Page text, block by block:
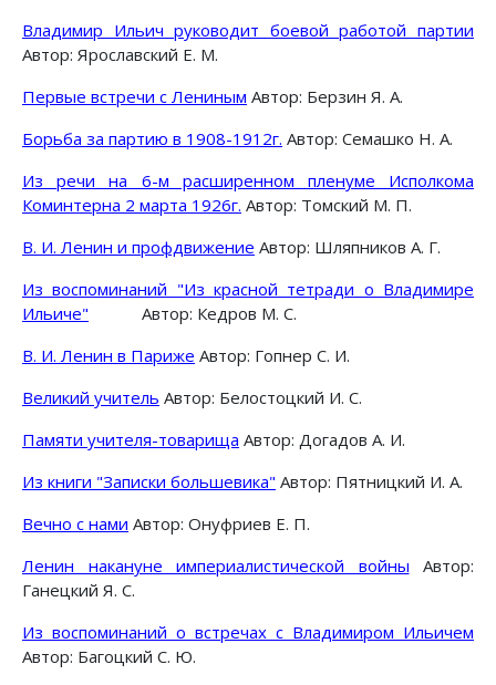
Владимир Ильич руководит боевой работой партии
Автор: Ярославский Е. М.
Первые встречи с Лениным Автор: Берзин Я. А.
Борьба за партию в 1908-1912г. Автор: Семашко Н. А.
Из речи на 6-м расширенном пленуме Исполкома
Коминтерна 2 марта 1926г. Автор: Томский М. П.
В. И. Ленин и профдвижение Автор: Шляпников А. Г.
Из воспоминаний "Из красной тетради о Владимире
Ильиче" Автор: Кедров М. С.
В. И. Ленин в Париже Автор: Гопнер С. И.
Великий учитель Автор: Белостоцкий И. С.
Памяти учителя-товарища Автор: Догадов А. И.
Из книги "Записки большевика" Автор: Пятницкий И. А.
Вечно с нами Автор: Онуфриев Е. П.
Ленин накануне империалистической войны Автор:
Ганецкий Я. С.
Из воспоминаний о встречах с Владимиром Ильичем
Автор: Багоцкий С. Ю.